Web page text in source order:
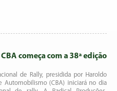
começa com a 38ª edição
de Rally, presidida por Haroldo
Automobilismo (CBA) iniciará no dia